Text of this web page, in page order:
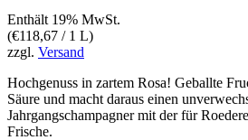
Enthält 19% MwSt.
(€118,67 / 1 L)
zzgl. Versand
Hochgenuss in zartem Rosa! Geballte
Säure und macht daraus einen
Jahrgangschampagner mit der für
Frische.